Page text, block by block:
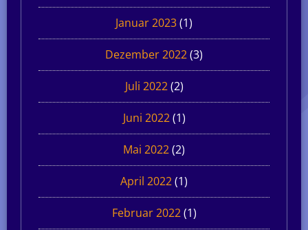
Januar 2023(1)
Dezember 2022(3)
Juli 2022(2)
Juni 2022(1)
Mai 2022(2)
April 2022(1)
Februar 2022(1)